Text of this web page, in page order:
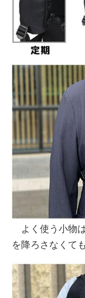
よく使う小物
を降ろさなくて